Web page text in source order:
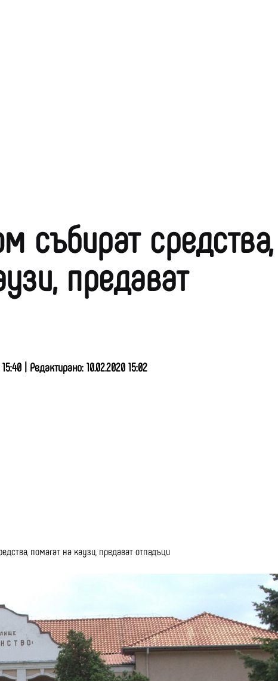
събират средства,
предават
| Редактирано: 10.02.2020 15:02
помагат на каузи, предават отпадъци